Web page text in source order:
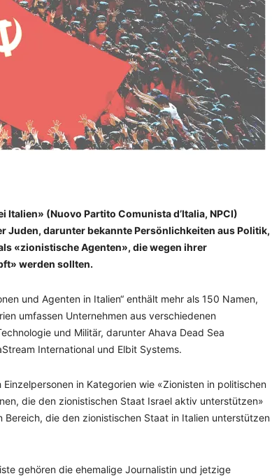
Italien» (Nuovo Partito Comunista d’Italia, NPCI)
darunter bekannte Persönlichkeiten aus Politik,
«zionistische Agenten», die wegen ihrer
werden sollten.
und Agenten in Italien“ enthält mehr als 150 Namen,
umfassen Unternehmen aus verschiedenen
und Militär, darunter Ahava Dead Sea
International und Elbit Systems.
in Kategorien wie «Zionisten in politischen
die den zionistischen Staat Israel aktiv unterstützen»
die den zionistischen Staat in Italien unterstützen
gehören die ehemalige Journalistin und jetzige